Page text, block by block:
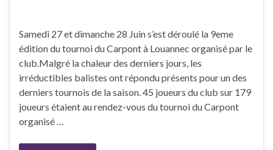
Samedi 27 et dimanche 28 Juin s’est déroulé la 9eme
édition du tournoi du Carpont à Louannec organisé par le
club.Malgré la chaleur des derniers jours, les
irréductibles balistes ont répondu présents pour un des
derniers tournois de la saison. 45 joueurs du club sur 179
joueurs étaient au rendez-vous du tournoi du Carpont
organisé …